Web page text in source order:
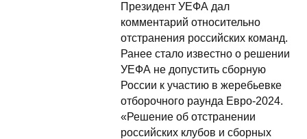
Президент УЕФА дал
комментарий относительно
отстранения российских команд.
Ранее стало известно о решении
УЕФА не допустить сборную
России к участию в жеребьевке
отборочного раунда Евро-2024.
«Решение об отстранении
российских клубов и сборных